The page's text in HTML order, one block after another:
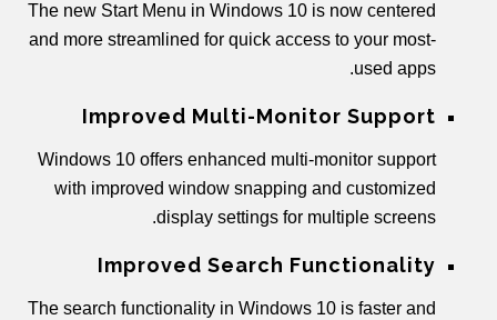
The new Start Menu in Windows 10 is now centered
and more streamlined for quick access to your most-
used apps.
Improved Multi-Monitor Support
Windows 10 offers enhanced multi-monitor support
with improved window snapping and customized
display settings for multiple screens.
Improved Search Functionality
The search functionality in Windows 10 is faster and